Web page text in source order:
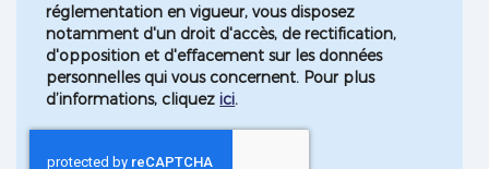
réglementation en vigueur, vous disposez
notamment d'un droit d'accès, de rectification,
d'opposition et d'effacement sur les données
personnelles qui vous concernent. Pour plus
d’informations, cliquezici.